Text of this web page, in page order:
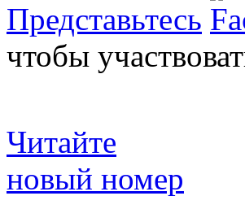
Представьтесь
чтобы
Читайте
новый номер